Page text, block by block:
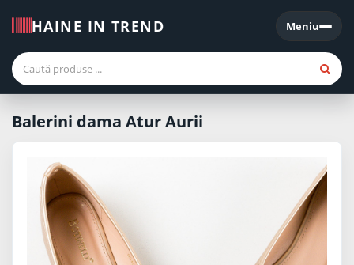
HAINE IN TREND Meniu
Meniu
Balerini dama Atur Aurii